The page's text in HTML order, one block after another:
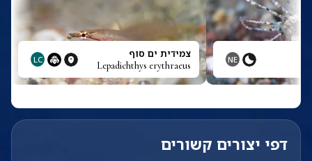
NE צמידית ים סוף
Lepadichthys erythraeus
LC
דפי יצורים קשורים